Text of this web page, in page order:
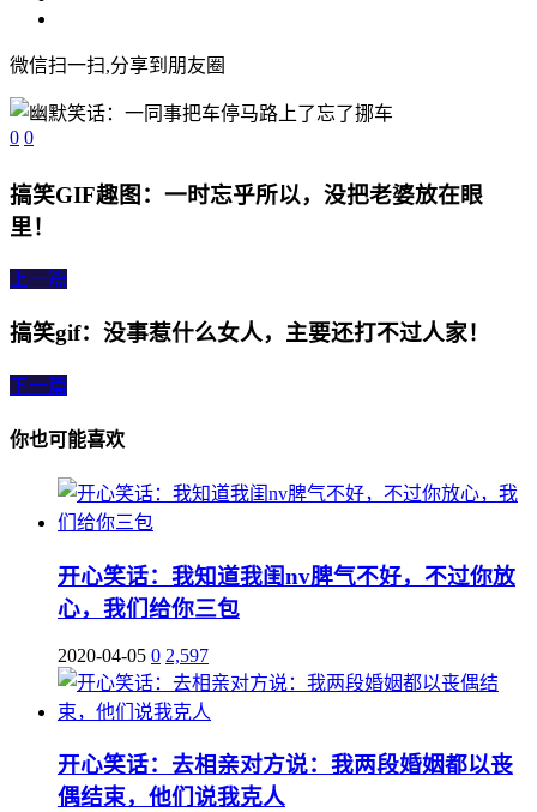
微信扫一扫,分享到朋友圈
0 0
搞笑GIF趣图：一时忘乎所以，没把老婆放在眼
里！
上一篇
搞笑gif：没事惹什么女人，主要还打不过人家！
下一篇
你也可能喜欢
开心笑话：我知道我闺nv脾气不好，不过你放
心，我们给你三包
2020-04-05 0 2,597
开心笑话：去相亲对方说：我两段婚姻都以丧
偶结束，他们说我克人